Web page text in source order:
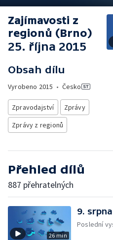
Zajímavosti z
regionů (Brno)
25. října 2015
Obsah dílu
Vyrobeno 2015 • Česko
Zpravodajství
Zprávy
Zprávy z regionů
Přehled dílů
887 přehratelných
26 min
9. srpna
Poslední